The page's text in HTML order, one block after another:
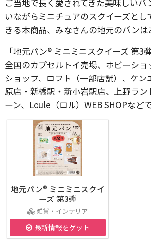
ご当地で長く愛されてきた美味しいパ
いながらミニチュアのスクイーズとし
きる本商品、みなさんの地元のパンは
「地元パン® ミニミニスクイーズ 第3
全国のカプセルトイ売場、ホビーショ
ショップ、ロフト（一部店舗）、ケン
原店・新橋駅・新小岩駅店、上野ラン
ーン、Loule（ロル）WEB SHOPなど
地元パン® ミニミニスクイ
ーズ 第3弾
雑貨・インテリア
最新情報をゲット